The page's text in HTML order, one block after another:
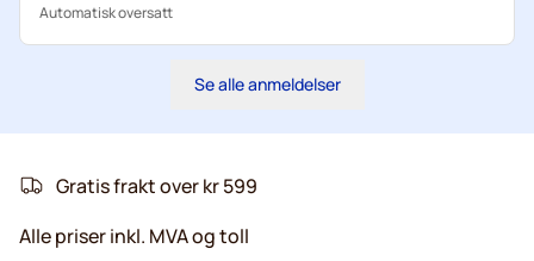
Automatisk oversatt
Se alle anmeldelser
Gratis frakt over kr 599
Alle priser inkl. MVA og toll